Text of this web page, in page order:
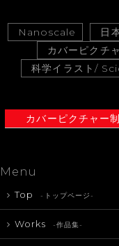
Nanoscale 日
カバーピクチ
科学イラスト/
カバーピクチャー
Menu
Top -トップページ-
Works -作品集-